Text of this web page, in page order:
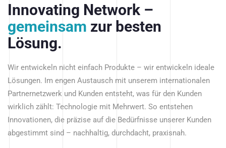
Innovating Network –
gemeinsam zur besten
Lösung.
Wir entwickeln nicht einfach Produkte – wir entwickeln ideale
Lösungen. Im engen Austausch mit unserem internationalen
Partnernetzwerk und Kunden entsteht, was für den Kunden
wirklich zählt: Technologie mit Mehrwert. So entstehen
Innovationen, die präzise auf die Bedürfnisse unserer Kunden
abgestimmt sind – nachhaltig, durchdacht, praxisnah.